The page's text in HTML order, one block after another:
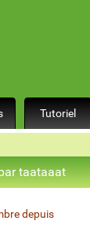
Tutoriel
taataaat
depuis